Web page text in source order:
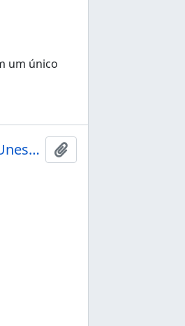
um único
Ata da 150ª sessão extraordinária do Conselho Universitário da Unesp de 10/12/2020
Add to clipboard